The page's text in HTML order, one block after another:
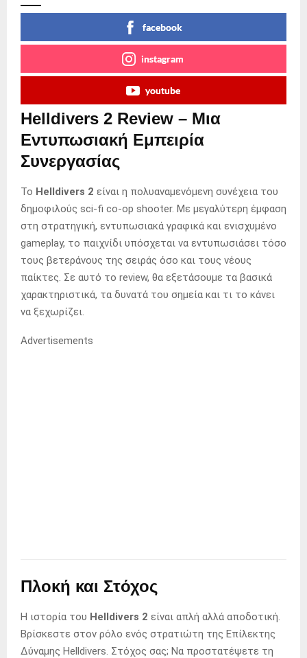
facebook
instagram
youtube
Helldivers 2 Review – Μια
Εντυπωσιακή Εμπειρία
Συνεργασίας
Το Helldivers 2 είναι η πολυαναμενόμενη συνέχεια του
δημοφιλούς sci-fi co-op shooter. Με μεγαλύτερη έμφαση
στη στρατηγική, εντυπωσιακά γραφικά και ενισχυμένο
gameplay, το παιχνίδι υπόσχεται να εντυπωσιάσει τόσο
τους βετεράνους της σειράς όσο και τους νέους
παίκτες. Σε αυτό το review, θα εξετάσουμε τα βασικά
χαρακτηριστικά, τα δυνατά του σημεία και τι το κάνει
να ξεχωρίζει.
Advertisements
Πλοκή και Στόχος
Η ιστορία του Helldivers 2 είναι απλή αλλά αποδοτική.
Βρίσκεστε στον ρόλο ενός στρατιώτη της Επίλεκτης
Δύναμης Helldivers. Στόχος σας; Να προστατέψετε τη